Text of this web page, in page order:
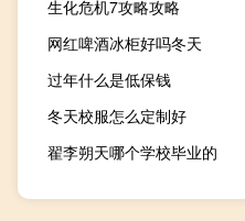
生化危机7攻略攻略
网红啤酒冰柜好吗冬天
过年什么是低保钱
冬天校服怎么定制好
翟李朔天哪个学校毕业的